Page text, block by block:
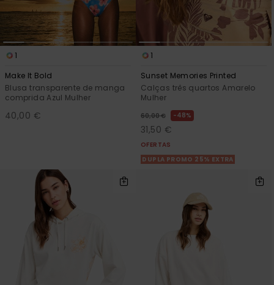
1
Make It Bold
Blusa transparente de manga
comprida Azul Mulher
40,00 €
1
Sunset Memories Printed
Calças três quartos Amarelo
Mulher
60,00 € 48%
31,50 €
OFERTAS
DUPLA PROMO 25% EXTRA